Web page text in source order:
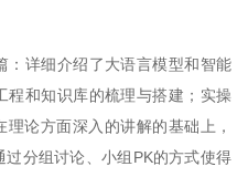
：详细介绍了大语言模型和智能
程和知识库的梳理与搭建；实操
论方面深入的讲解的基础上，
分组讨论、小组PK的方式使得